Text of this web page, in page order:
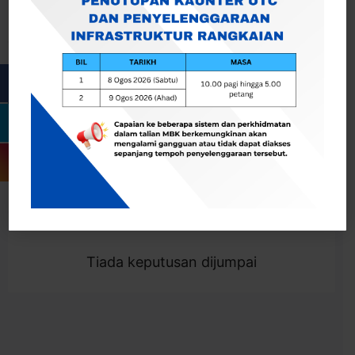
Togol Penapis
Showing 0 result
Tiada keputusan dijumpai